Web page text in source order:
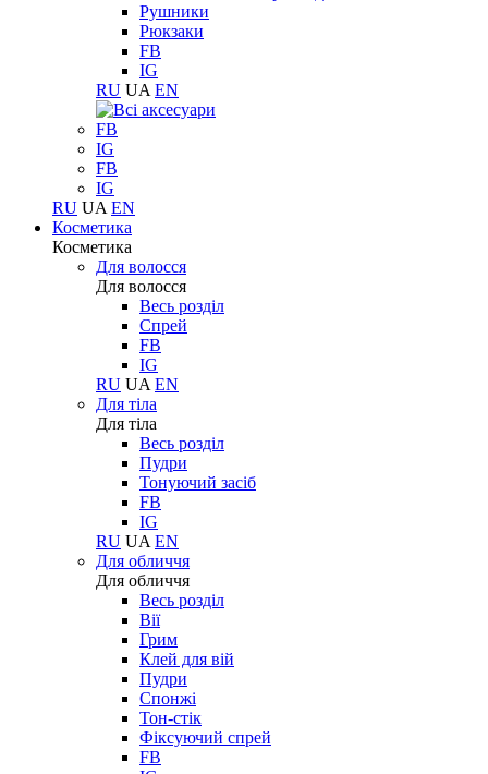
Рушники
Рюкзаки
FB
IG
RU UA EN
FB
IG
FB
IG
RU UA EN
Косметика
Косметика
Для волосся
Для волосся
Весь розділ
Спрей
FB
IG
RU UA EN
Для тіла
Для тіла
Весь розділ
Пудри
Тонуючий засіб
FB
IG
RU UA EN
Для обличчя
Для обличчя
Весь розділ
Вії
Грим
Клей для вій
Пудри
Спонжі
Тон-стік
Фіксуючий спрей
FB